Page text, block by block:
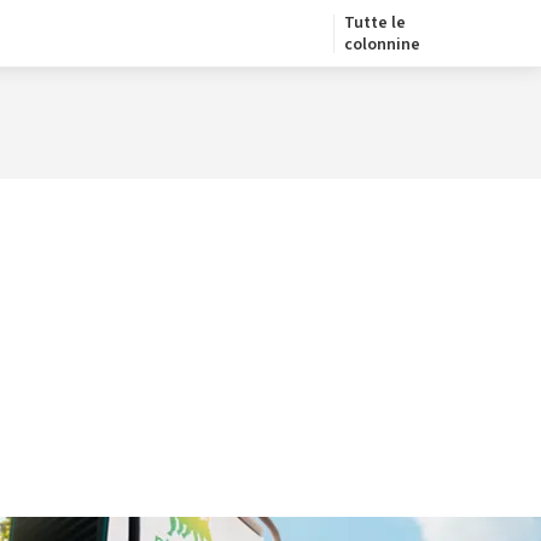
Tutte le
colonnine